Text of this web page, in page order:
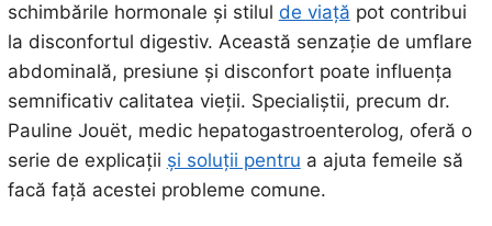
schimbările hormonale și stilul de viață pot contribui
la disconfortul digestiv. Această senzație de umflare
abdominală, presiune și disconfort poate influența
semnificativ calitatea vieții. Specialiștii, precum dr.
Pauline Jouët, medic hepatogastroenterolog, oferă o
serie de explicații și soluții pentru a ajuta femeile să
facă față acestei probleme comune.